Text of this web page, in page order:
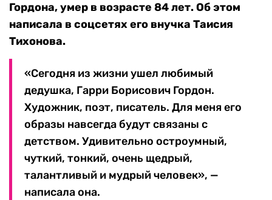
Гордона, умер в возрасте 84 лет. Об этом
написала в соцсетях его внучка Таисия
Тихонова.
«Сегодня из жизни ушел любимый
дедушка, Гарри Борисович Гордон.
Художник, поэт, писатель. Для меня его
образы навсегда будут связаны с
детством. Удивительно остроумный,
чуткий, тонкий, очень щедрый,
талантливый и мудрый человек», —
написала она.